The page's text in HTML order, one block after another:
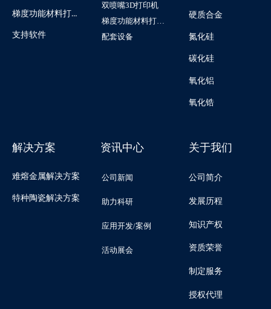
梯度功能材料打印系统
支持软件
双喷嘴3D打印机
梯度功能材料打印机
配套设备
硬质合金
氮化硅
碳化硅
氧化铝
氧化锆
解决方案
难熔金属解决方案
特种陶瓷解决方案
资讯中心
公司新闻
助力科研
应用开发/案例
活动展会
关于我们
公司简介
发展历程
知识产权
资质荣誉
制定服务
授权代理